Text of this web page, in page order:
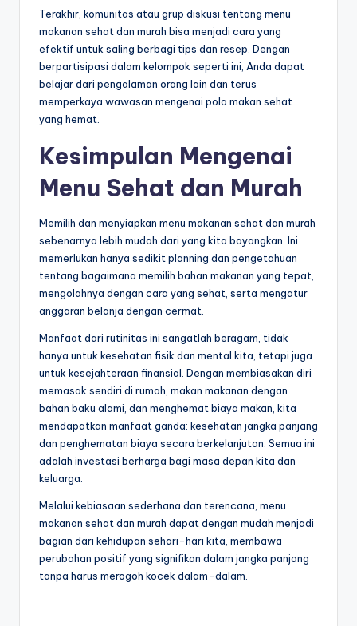
Terakhir, komunitas atau grup diskusi tentang menu
makanan sehat dan murah bisa menjadi cara yang
efektif untuk saling berbagi tips dan resep. Dengan
berpartisipasi dalam kelompok seperti ini, Anda dapat
belajar dari pengalaman orang lain dan terus
memperkaya wawasan mengenai pola makan sehat
yang hemat.
Kesimpulan Mengenai
Menu Sehat dan Murah
Memilih dan menyiapkan menu makanan sehat dan murah
sebenarnya lebih mudah dari yang kita bayangkan. Ini
memerlukan hanya sedikit planning dan pengetahuan
tentang bagaimana memilih bahan makanan yang tepat,
mengolahnya dengan cara yang sehat, serta mengatur
anggaran belanja dengan cermat.
Manfaat dari rutinitas ini sangatlah beragam, tidak
hanya untuk kesehatan fisik dan mental kita, tetapi juga
untuk kesejahteraan finansial. Dengan membiasakan diri
memasak sendiri di rumah, makan makanan dengan
bahan baku alami, dan menghemat biaya makan, kita
mendapatkan manfaat ganda: kesehatan jangka panjang
dan penghematan biaya secara berkelanjutan. Semua ini
adalah investasi berharga bagi masa depan kita dan
keluarga.
Melalui kebiasaan sederhana dan terencana, menu
makanan sehat dan murah dapat dengan mudah menjadi
bagian dari kehidupan sehari-hari kita, membawa
perubahan positif yang signifikan dalam jangka panjang
tanpa harus merogoh kocek dalam-dalam.